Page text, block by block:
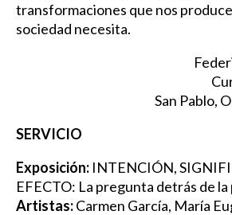
transformaciones que nos
sociedad necesita.
San Pablo,
SERVICIO
Exposición: INTENCIÓN,
EFECTO: La pregunta detrás de
Artistas:Carmen García, María